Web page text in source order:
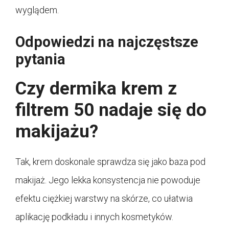
wyglądem.
Odpowiedzi na najczęstsze
pytania
Czy dermika krem z
filtrem 50 nadaje się do
makijażu?
Tak, krem doskonale sprawdza się jako baza pod
makijaż. Jego lekka konsystencja nie powoduje
efektu ciężkiej warstwy na skórze, co ułatwia
aplikację podkładu i innych kosmetyków.